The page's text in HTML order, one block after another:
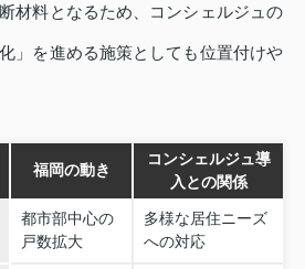
材料となるため、コンシェルジュの
」を進める施策としても位置付けや
福岡の動き
コンシェルジュ導
入との関係
都市部中心の
戸数拡大
多様な居住ニーズ
への対応